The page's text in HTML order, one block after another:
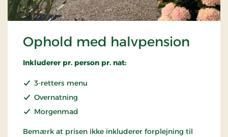
Ophold med halvpension
Inkluderer pr. person pr. nat:
3-retters menu
Overnatning
Morgenmad
Bemærk at prisen ikke inkluderer forplejning til